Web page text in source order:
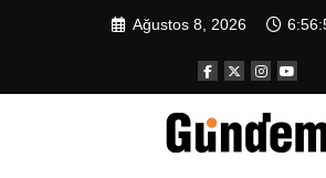
Ağustos 8, 2026